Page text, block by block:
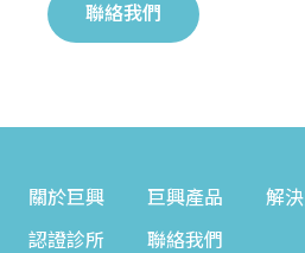
聯絡我們
關於巨興 巨興產品 解
認證診所
聯絡我們